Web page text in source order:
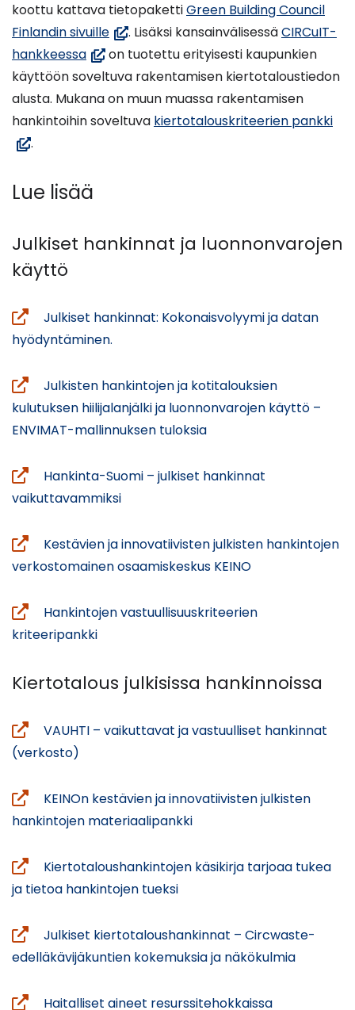
koottu kattava tietopakettiGreen Building Council
Finlandin sivuille(avautuu
uuteen
ikkunaan,
siirryt
toiseen
. Lisäksi kansainvälisessäCIRCuIT-
hankkeessa(avautuu
uuteen
ikkunaan,
siirryt
on tuotettu erityisesti kaupunkien
käyttöön soveltuva rakentamisen kiertotaloustiedon
alusta. Mukana on muun muassa rakentamisen
hankintoihin soveltuva kiertotalouskriteerien pankki
.
Lue lisää
Julkiset hankinnat ja luonnonvarojen
käyttö
Julkiset hankinnat: Kokonaisvolyymi ja datan
hyödyntäminen.
palveluun)
Julkisten hankintojen ja kotitalouksien
kulutuksen hiilijalanjälki ja luonnonvarojen käyttö –
ENVIMAT-mallinnuksen tuloksia
palveluun)
Hankinta-Suomi – julkiset hankinnat
vaikuttavammiksi(siirryt
palveluun)
Kestävien ja innovatiivisten julkisten hankintojen
verkostomainen osaamiskeskus KEINO(siirryt
palveluun)
Hankintojen vastuullisuuskriteerien
kriteeripankki(avautuu
ikkunaan,
toiseen
Kiertotalous julkisissa hankinnoissa
VAUHTI – vaikuttavat ja vastuulliset hankinnat
(verkosto)
palveluun)
KEINOn kestävien ja innovatiivisten julkisten
hankintojen materiaalipankki(siirryt
palveluun)
Kiertotaloushankintojen käsikirja tarjoaa tukea
ja tietoa hankintojen tueksi(siirryt
palveluun)
Julkiset kiertotaloushankinnat – Circwaste-
edelläkävijäkuntien kokemuksia ja näkökulmia(siirryt
Haitalliset aineet resurssitehokkaissa